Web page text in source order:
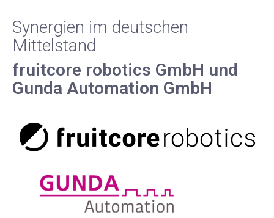
Synergien im deutschen
Mittelstand
fruitcore robotics GmbH und
Gunda Automation GmbH